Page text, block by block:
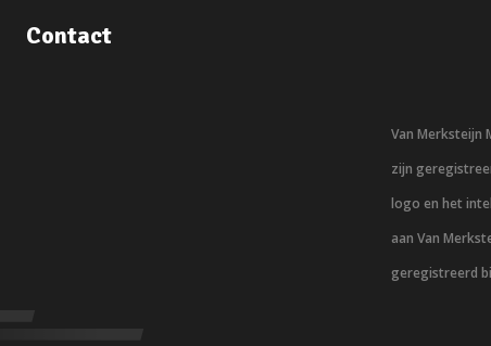
Contact
Van
zijn
logo en het
aan Van
geregistreerd